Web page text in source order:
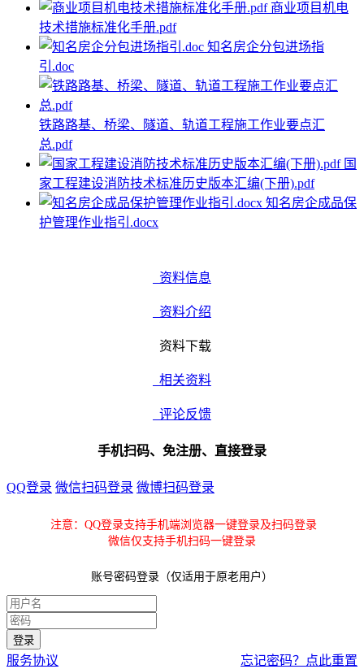
商业项目机电
技术措施标准化手册.pdf
知名房企分包进场指
引.doc
铁路路基、桥梁、隧道、轨道工程施工作业要点汇
总.pdf
国
家工程建设消防技术标准历史版本汇编(下册).pdf
知名房企成品保
护管理作业指引.docx
资料信息
资料介绍
资料下载
相关资料
评论反馈
手机扫码、免注册、直接登录
QQ登录 微信扫码登录 微博扫码登录
注意：QQ登录支持手机端浏览器一键登录及扫码登录
微信仅支持手机扫码一键登录
账号密码登录（仅适用于原老用户）
服务协议 忘记密码？点此重置